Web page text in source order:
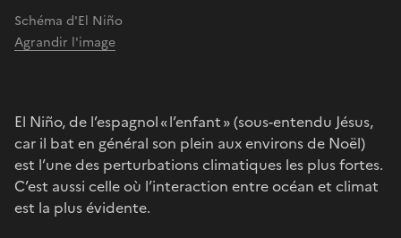
Schéma d'El Niño
Agrandir l'image
El Niño, de l’espagnol « l’enfant » (sous-entendu Jésus,
car il bat en général son plein aux environs de Noël)
est l’une des perturbations climatiques les plus fortes.
C’est aussi celle où l’interaction entre océan et climat
est la plus évidente.